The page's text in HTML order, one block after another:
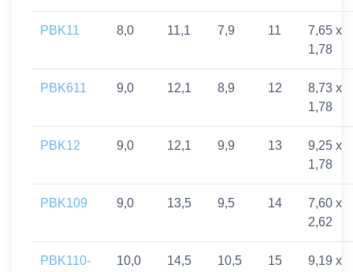
PBK11 8,0 11,1 7,9 11
7,65 x
1,78
PBK611 9,0 12,1 8,9 12
8,73 x
1,78
PBK12 9,0 12,1 9,9 13
9,25 x
1,78
PBK109 9,0 13,5 9,5 14
7,60 x
2,62
PBK110-
10,0 14,5 10,5 15
9,19 x